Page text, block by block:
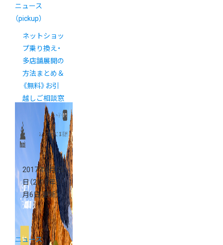
ニュース
（pickup）
ネットショッ
プ乗り換え・
多店舗展開の
方法まとめ＆
《無料》お引
越しご相談窓
2017年8月25
日（2018年2
月6日 更新）
ニュース